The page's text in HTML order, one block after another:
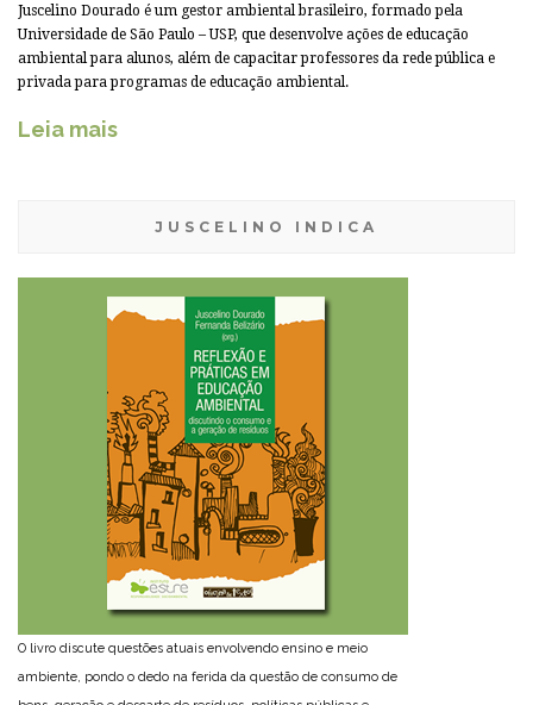
Juscelino Dourado é um gestor ambiental brasileiro, formado pela
Universidade de São Paulo – USP, que desenvolve ações de educação
ambiental para alunos, além de capacitar professores da rede pública e
privada para programas de educação ambiental.
Leia mais
JUSCELINO INDICA
O livro discute questões atuais envolvendo ensino e meio
ambiente, pondo o dedo na ferida da questão de consumo de